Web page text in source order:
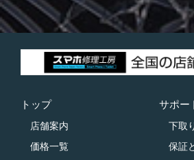
トップ
店舗案内
価格一覧
サポー
下取
保証